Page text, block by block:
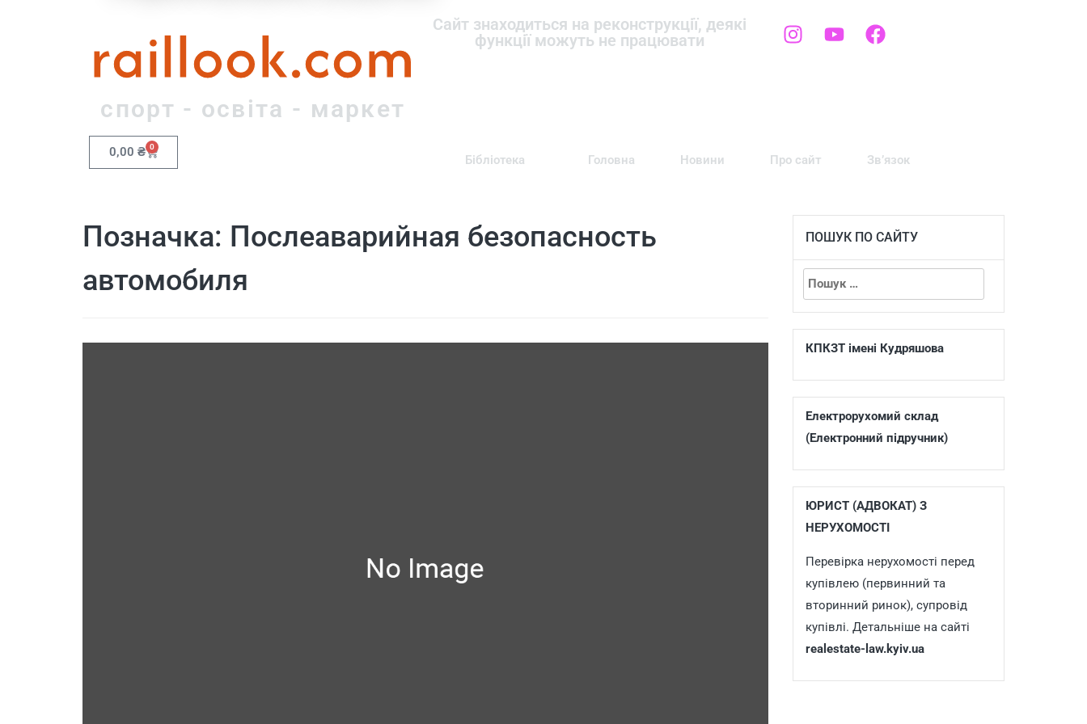
raillook.com
спорт - освіта - маркет
Сайт знаходиться на реконструкції, деякі
функції можуть не працювати
0,00 ₴ 0
Бібліотека Головна Новини Про сайт Зв’язок
Позначка: Послеаварийная безопасность
автомобиля
ПОШУК ПО САЙТУ
КПКЗТ імені Кудряшова
Електрорухомий склад
(Електронний підручник)
ЮРИСТ (АДВОКАТ) З
НЕРУХОМОСТІ
Перевірка нерухомості перед
купівлею (первинний та
вторинний ринок), супровід
купівлі. Детальніше на сайті
realestate-law.kyiv.ua